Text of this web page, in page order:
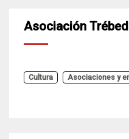
Asociación
Cultura Asociaciones y